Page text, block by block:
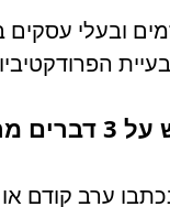
ובעלי